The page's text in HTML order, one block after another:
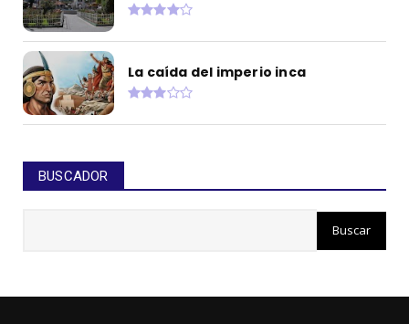
La caída del imperio inca
BUSCADOR